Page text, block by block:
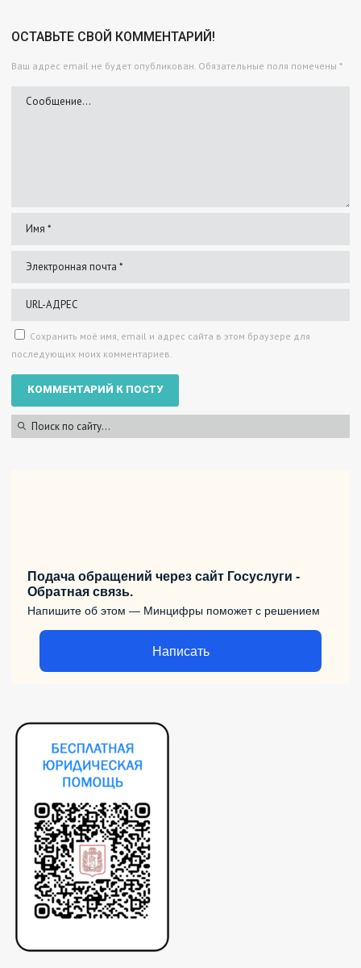
ОСТАВЬТЕ СВОЙ КОММЕНТАРИЙ!
Ваш адрес email не будет опубликован. Обязательные поля помечены *
Сохранить моё имя, email и адрес сайта в этом браузере для
последующих моих комментариев.
Подача обращений через сайт Госуслуги -
Обратная связь.
Напишите об этом — Минцифры поможет с решением
Написать